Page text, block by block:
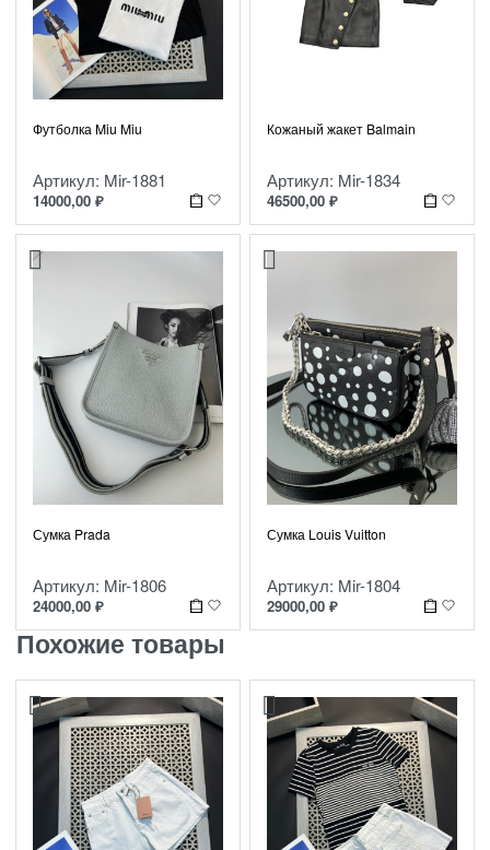
Футболка Miu Miu
Артикул: Mir-1881
14000,00 ₽
Кожаный жакет Balmain
Артикул: Mir-1834
46500,00 ₽
Сумка Prada
Артикул: Mir-1806
24000,00 ₽
Сумка Louis Vuitton
Артикул: Mir-1804
29000,00 ₽
Похожие товары